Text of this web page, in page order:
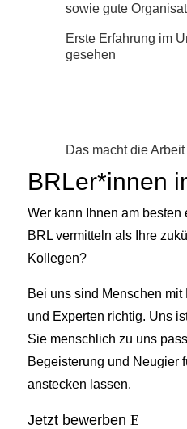
sowie gute
Erste Erfahrung im
gesehen
Das macht die
BRLer*innen
Wer kann Ihnen am
BRL vermitteln als Ihre
Kollegen?
Bei uns sind Menschen mit
und Experten richtig. Uns
Sie menschlich zu uns
Begeisterung und Neugier
anstecken lassen.
Jetzt bewerben